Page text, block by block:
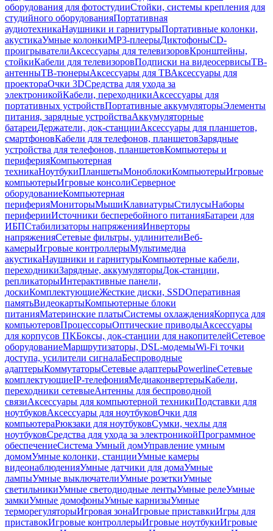
оборудования для фотостудииСтойки, системы крепления для
студийного оборудованияПортативная
аудиотехникаНаушники и гарнитурыПортативные колонки,
акустикаУмные колонкиMP3-плеерыДиктофоныCD-
проигрывателиАксессуары для телевизоровКронштейны,
стойкиКабели для телевизоровПодписки на видеосервисыТВ-
антенныТВ-тюнерыАксессуары для ТВАксессуары для
проектораОчки 3DСредства для ухода за
электроникойКабели, переходникиАксессуары для
портативных устройствПортативные аккумуляторыЭлементы
питания, зарядные устройстваАккумуляторные
батареиДержатели, док-станцииАксессуары для планшетов,
смартфоновКабели для телефонов, планшетовЗарядные
устройства для телефонов, планшетовКомпьютеры и
периферияКомпьютерная
техникаНоутбукиПланшетыМоноблокиКомпьютерыИгровые
компьютерыИгровые консолиСерверное
оборудованиеКомпьютерная
периферияМониторыМышиКлавиатурыСтилусыНаборы
периферииИсточники бесперебойного питанияБатареи для
ИБПСтабилизаторы напряженияИнверторы
напряженияСетевые фильтры, удлинителиВеб-
камерыИгровые контроллерыМультимедиа
акустикаНаушники и гарнитурыКомпьютерные кабели,
переходникиЗарядные, аккумуляторыДок-станции,
репликаторыИнтерактивные панели,
доскиКомплектующиеЖесткие диски, SSDОперативная
памятьВидеокартыКомпьютерные блоки
питанияМатеринские платыСистемы охлажденияКорпуса для
компьютеровПроцессорыОптические приводыАксессуары
для корпусов ПКБоксы, док-станции для накопителейСетевое
оборудованиеМаршрутизаторы, DSL-модемыWi-Fi точки
доступа, усилители сигналаБеспроводные
адаптерыКоммутаторыСетевые адаптерыPowerlineСетевые
комплектующиеIP-телефонияМедиаконвертерыКабели,
переходники сетевыеАнтенны для беспроводной
связиАксессуары для компьютерной техникиПодставки для
ноутбуковАксессуары для ноутбуковОчки для
компьютераРюкзаки для ноутбуковСумки, чехлы для
ноутбуковСредства для ухода за электроникойПрограммное
обеспечениеСистема Умный домУправление умным
домомУмные колонки, станцииУмные камеры
видеонаблюденияУмные датчики для домаУмные
лампыУмные выключателиУмные розеткиУмные
светильникиУмные светодиодные лентыУмные релеУмные
замкиУмные домофоныУмные карнизыУмные
терморегуляторыИгровая зонаИгровые приставкиИгры для
приставокИгровые контроллерыИгровые ноутбукиИгровые